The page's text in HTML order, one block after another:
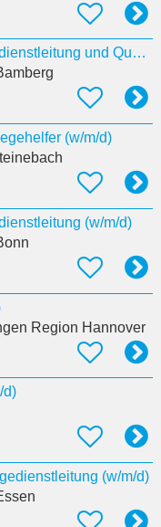
Stellvertretende Pflegedienstleitung und Qualitätsbeauftragte:r (w/m/d)
(w/m/d)
(w/m/d)
Region Hannover
d)
(w/m/d)